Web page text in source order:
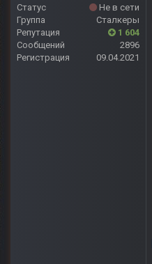
Статус
Не в сети
Группа
Сталкеры
Репутация
1 604
Сообщений
2896
Регистрация
09.04.2021